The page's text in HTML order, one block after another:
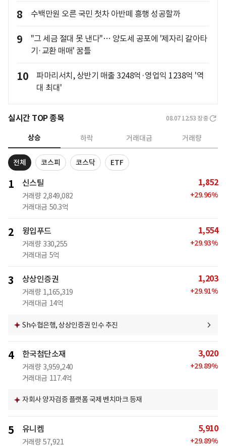
8 수백만원 오른 국민 첫차 아반떼 흥행 성공할까
9
"그 세금 절대 못 낸다"… 양도세 공포에 '제자리 갈아타
기·교환 매매' 꿈틀
10
파마리서치, 상반기 매출 3248억·영업익 1238억 '역
대 최대'
실시간 TOP 종목 08.07 12:53 장중
상승 하락 거래대금 거래량
전체 코스피 코스닥 ETF
1 신스틸
거래량 2,849,082
거래대금 50.3억
1,852
+29.96%
2 윙입푸드
거래량 330,255
거래대금 5억
1,554
+29.93%
3 상상인증권
거래량 1,165,319
거래대금 14억
1,203
+29.91%
Sh수협은행, 상상인증권 인수 추진
4 한국첨단소재
거래량 3,959,240
거래대금 117.4억
3,020
+29.89%
자회사 양자검증 플랫폼 국제 벤치마크 등재
5 유니켐
거래량 57,921
5,910
+29.89%